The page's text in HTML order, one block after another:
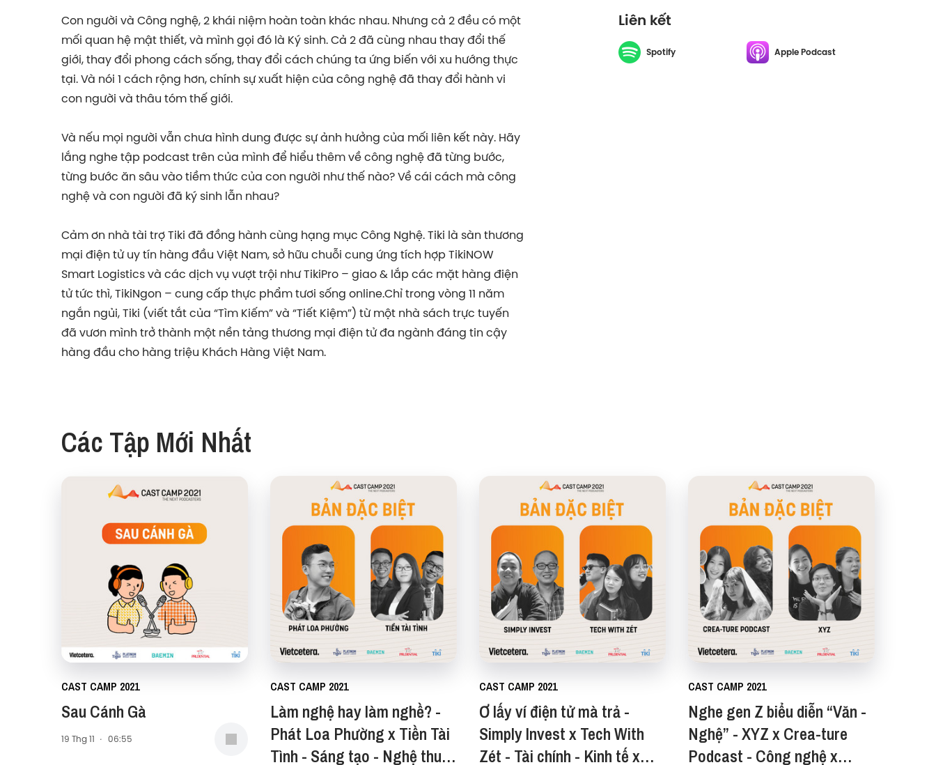
Con người và Công nghệ, 2 khái niệm hoàn toàn khác nhau. Nhưng cả 2 đều có một
mối quan hệ mật thiết, và mình gọi đó là Ký sinh. Cả 2 đã cùng nhau thay đổi thế
giới, thay đổi phong cách sống, thay đổi cách chúng ta ứng biến với xu hướng thực
tại. Và nói 1 cách rộng hơn, chính sự xuất hiện của công nghệ đã thay đổi hành vi
con người và thâu tóm thế giới.
Và nếu mọi người vẫn chưa hình dung được sự ảnh hưởng của mối liên kết này. Hãy
lắng nghe tập podcast trên của mình để hiểu thêm về công nghệ đã từng bước,
từng bước ăn sâu vào tiềm thức của con người như thế nào? Về cái cách mà công
nghệ và con người đã ký sinh lẫn nhau?
Cảm ơn nhà tài trợ Tiki đã đồng hành cùng hạng mục Công Nghệ. Tiki là sàn thương
mại điện tử uy tín hàng đầu Việt Nam, sở hữu chuỗi cung ứng tích hợp TikiNOW
Smart Logistics và các dịch vụ vượt trội như TikiPro – giao & lắp các mặt hàng điện
tử tức thì, TikiNgon – cung cấp thực phẩm tươi sống online.Chỉ trong vòng 11 năm
ngắn ngủi, Tiki (viết tắt của “Tìm Kiếm” và “Tiết Kiệm”) từ một nhà sách trực tuyến
đã vươn mình trở thành một nền tảng thương mại điện tử đa ngành đáng tin cậy
hàng đầu cho hàng triệu Khách Hàng Việt Nam.
Liên kết
Spotify Apple Podcast
Các Tập Mới Nhất
CAST CAMP 2021
Sau Cánh Gà
19 Thg 11 · 06:55
CAST CAMP 2021
Làm nghệ hay làm nghề? -
Phát Loa Phường x Tiền Tài
Tình - Sáng tạo - Nghệ thuật
CAST CAMP 2021
Ơ lấy ví điện tử mà trả -
Simply Invest x Tech With
Zét - Tài chính - Kinh tế x
CAST CAMP 2021
Nghe gen Z biểu diễn “Văn -
Nghệ” - XYZ x Crea-ture
Podcast - Công nghệ x